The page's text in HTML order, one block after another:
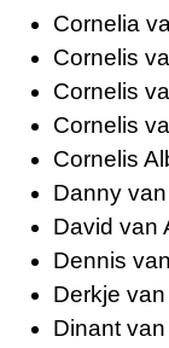
Cornelia
Cornelis
Cornelis
Cornelis
Cornelis
Danny
David van
Dennis
Derkje
Dinant